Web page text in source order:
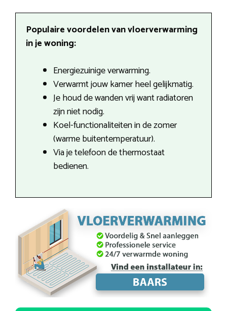
Populaire voordelen van vloerverwarming
in je woning:
Energiezuinige verwarming.
Verwarmt jouw kamer heel gelijkmatig.
Je houd de wanden vrij want radiatoren
zijn niet nodig.
Koel-functionaliteiten in de zomer
(warme buitentemperatuur).
Via je telefoon de thermostaat
bedienen.